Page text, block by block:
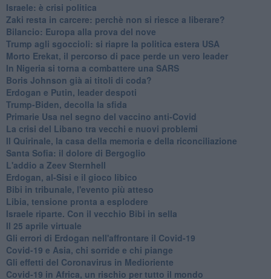
Israele: è crisi politica
Zaki resta in carcere: perchè non si riesce a liberare?
Bilancio: Europa alla prova del nove
Trump agli sgoccioli: si riapre la politica estera USA
Morto Erekat, il percorso di pace perde un vero leader
In Nigeria si torna a combattere una SARS
Boris Johnson già ai titoli di coda?
Erdogan e Putin, leader despoti
Trump-Biden, decolla la sfida
Primarie Usa nel segno del vaccino anti-Covid
La crisi del Libano tra vecchi e nuovi problemi
Il Quirinale, la casa della memoria e della riconciliazione
Santa Sofia: il dolore di Bergoglio
L'addio a ​Zeev Sternhell
Erdogan, al-Sisi e il gioco libico
Bibi in tribunale, l'evento più atteso
Libia, tensione pronta a esplodere
Israele riparte. Con il vecchio Bibi in sella
Il 25 aprile virtuale
Gli errori di Erdogan nell'affrontare il Covid-19
Covid-19 e Asia, chi sorride e chi piange
Gli effetti del Coronavirus in Medioriente
Covid-19 in Africa, un rischio per tutto il mondo